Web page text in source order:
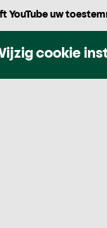
YouTube uw
cookie